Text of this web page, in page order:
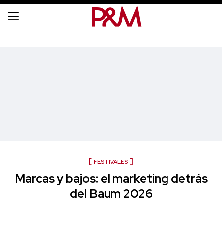
FESTIVALES
Marcas y bajos: el marketing detrás
del Baum 2026